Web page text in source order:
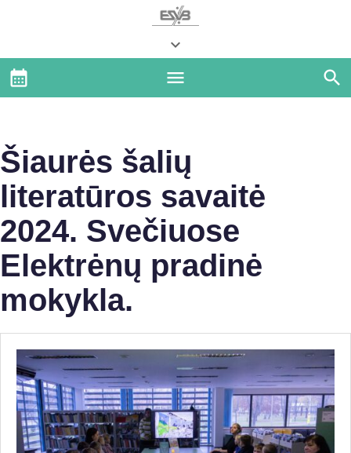
Šiaurės šalių
literatūros savaitė
2024. Svečiuose
Elektrėnų pradinė
mokykla.